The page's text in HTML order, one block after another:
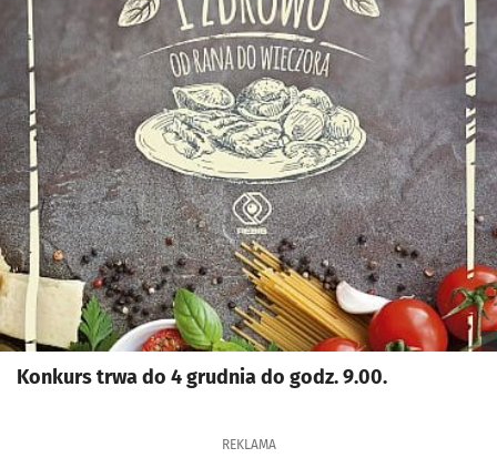
Konkurs trwa do 4 grudnia do godz. 9.00.
REKLAMA